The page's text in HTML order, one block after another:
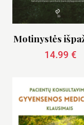
Motinystės
14.99 €